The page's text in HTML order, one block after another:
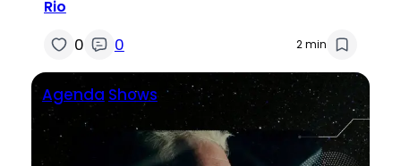
Rio
0 0 2 min
Agenda Shows